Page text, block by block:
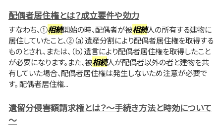
配偶者居住権とは？成立要件や効力
すなわち、①相続開始の時、配偶者が被相続人の所有する建物に
居住していたこと、②（a）遺産分割により配偶者居住権を取得する
ものとされ、または、（ｂ）遺言により配偶者居住権を取得したこと
が必要になります。また、被相続人が配偶者以外の者と建物を共
有していた場合、配偶者居住権は発生しないため注意が必要で
す。 配偶者居住権...
遺留分侵害額請求権とは？～手続き方法と時効について
～